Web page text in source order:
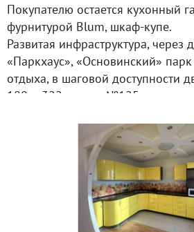
Покупателю остается кухонный
фурнитурой Blum, шкаф-купе.
Развитая инфраструктура, через
«Паркхаус», «Основинский»
отдыха, в шаговой доступности
180 и 322, школа №125 и
зарегистрирован, квартира
ID объекта в нашей базе: 4891